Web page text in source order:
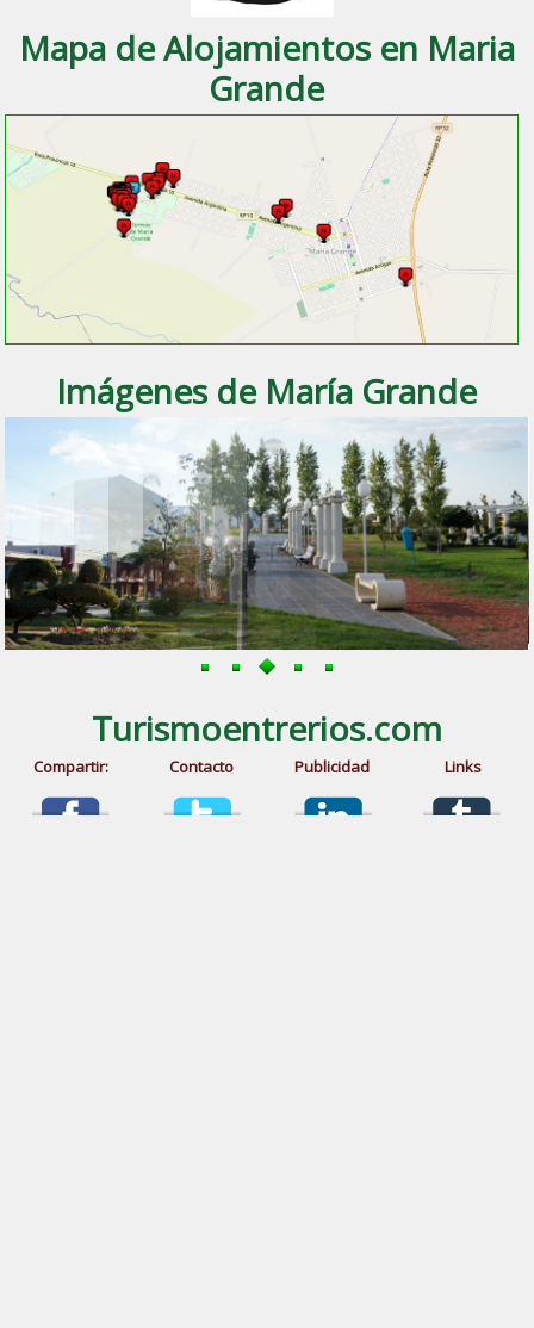
Mapa de Alojamientos en Maria
Grande
Imágenes de María Grande
Turismoentrerios.com
Compartir: Contacto Publicidad Links